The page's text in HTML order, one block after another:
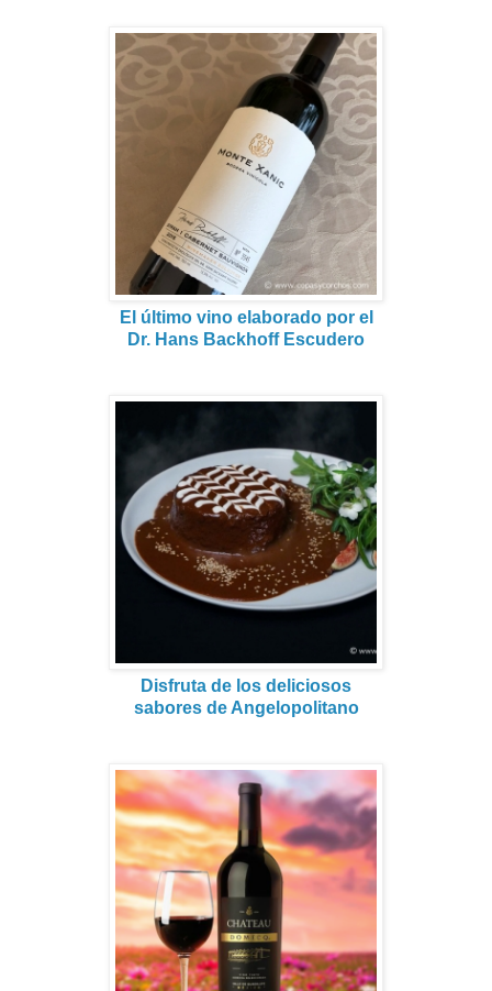
El último vino elaborado por el
Dr. Hans Backhoff Escudero
Disfruta de los deliciosos
sabores de Angelopolitano